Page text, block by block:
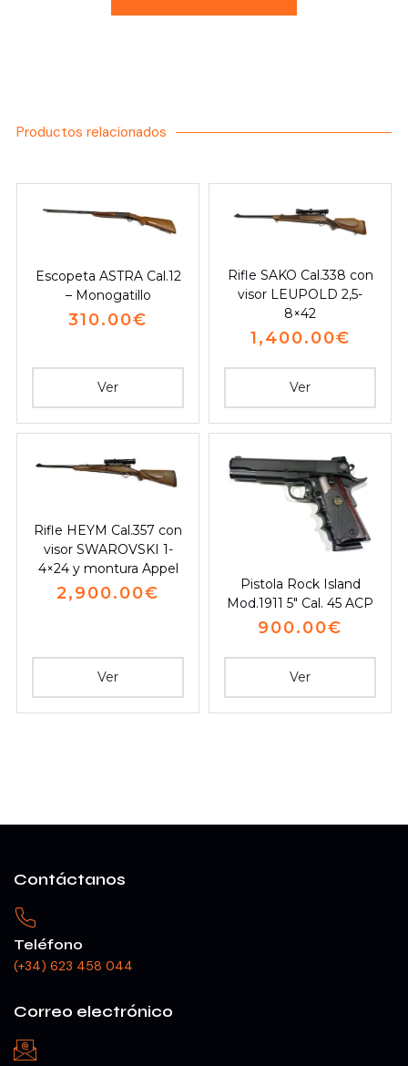
Productos relacionados
Escopeta ASTRA Cal.12
– Monogatillo
310.00€
Ver
Rifle SAKO Cal.338 con
visor LEUPOLD 2,5-
8×42
1,400.00€
Ver
Rifle HEYM Cal.357 con
visor SWAROVSKI 1-
4×24 y montura Appel
2,900.00€
Ver
Pistola Rock Island
Mod.1911 5″ Cal. 45 ACP
900.00€
Ver
Contáctanos
Teléfono
(+34) 623 458 044
Correo electrónico